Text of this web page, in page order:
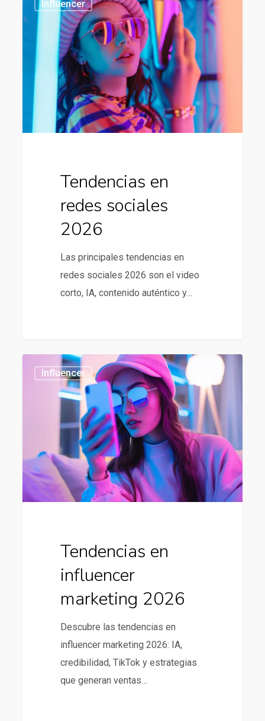
redes
sociales
2026
Influencer
Tendencias en
redes sociales
2026
Las principales tendencias en
redes sociales 2026 son el video
corto, IA, contenido auténtico y…
Tendencias
influencer
Influencer
Tendencias en
influencer
marketing 2026
Descubre las tendencias en
influencer marketing 2026: IA,
credibilidad, TikTok y estrategias
que generan ventas…
437